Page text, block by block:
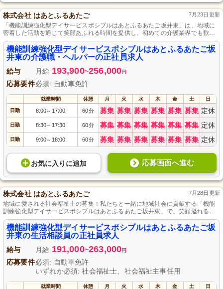
株式会社 はあとふるあたご 7月23日更新
「機能訓練強化型デイサービスポシブルはあとふるあたご坂井東」は、地域に
密着した活動を通じて笑顔あふれる時間を提供し、初めての介護業界でも歓迎
し、自動車免許さえあれば応募可能な介護職を募集中です。介護業務全般に加
え、利用者さまの送迎時の同行や介助も行いますが、育休取得率100％やリフレ
ッシュ休暇など、プライベートも大切にできる環境が一線を画します。
機能訓練強化型デイサービスポシブルはあとふるあたご坂
井東の介護職・ヘルパーの正社員求人
給与 月給 193,900~256,000円
応募要件必須: 自動車免許
就業時間 休憩 月 火 水 木 金 土 日
日勤 8:00～ 17:00 60分 募集 募集 募集 募集 募集 募集 定休
日勤 8:30～ 17:30 60分 募集 募集 募集 募集 募集 募集 定休
日勤 9:00～ 18:00 60分 募集 募集 募集 募集 募集 募集 定休
お気に入り に追加 応募画面へ進む
株式会社 はあとふるあたご 7月28日更新
地域に愛される社会福祉士の募集！私たちと一緒に地域社会に貢献する「機能
訓練強化型デイサービスポシブルはあとふるあたご坂井東」で、笑顔溢れるス
タッフと共に利用者さまの生活相談や介護業務を手掛け、スキルアップ、昇
給・賞与を目指しつつ、年間休日115日と日曜定休でしっかり休みつつワークラ
イフバランスを保つことができる職場で、経験不問で活躍してみませんか？
機能訓練強化型デイサービスポシブルはあとふるあたご坂
井東の生活相談員の正社員求人
給与 月給 191,000~263,000円
応募要件必須: 自動車免許
いずれか必須: 社会福祉士、社会福祉主事任用
就業時間 休憩 月 火 水 木 金 土 日